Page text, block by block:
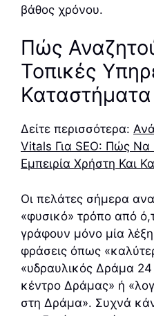
βάθος χρόνου.
Πώς
Τοπικές
Καταστήματα
Δείτε περισσότερα:
Vitals Για SEO: Πώς Να
Εμπειρία Χρήστη Και
Οι πελάτες σήμερα
«φυσικό» τρόπο από
γράφουν μόνο μία
φράσεις όπως
«υδραυλικός Δράμα
κέντρο Δράμας» ή
στη Δράμα». Συχνά